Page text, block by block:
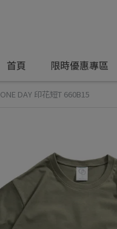
首頁 限時優惠專區
ONE DAY 印花短T 660B15